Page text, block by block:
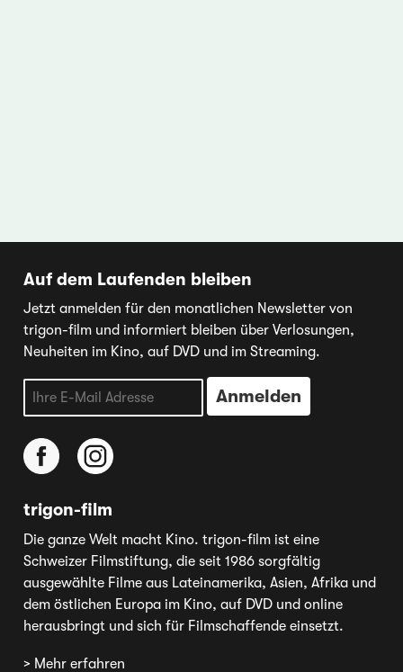
Auf dem Laufenden bleiben
Jetzt anmelden für den monatlichen Newsletter von
trigon-film und informiert bleiben über Verlosungen,
Neuheiten im Kino, auf DVD und im Streaming.
trigon-film
Die ganze Welt macht Kino. trigon-film ist eine
Schweizer Filmstiftung, die seit 1986 sorgfältig
ausgewählte Filme aus Lateinamerika, Asien, Afrika und
dem östlichen Europa im Kino, auf DVD und online
herausbringt und sich für Filmschaffende einsetzt.
> Mehr erfahren